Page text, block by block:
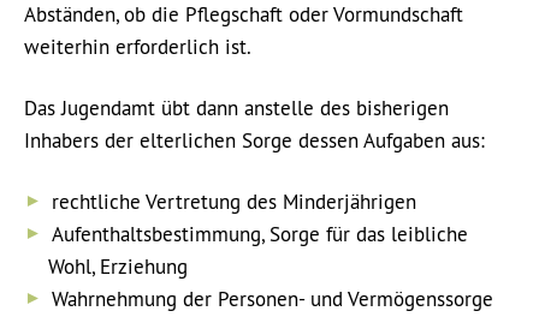
Abständen, ob die Pflegschaft oder Vormundschaft
weiterhin erforderlich ist.
Das Jugendamt übt dann anstelle des bisherigen
Inhabers der elterlichen Sorge dessen Aufgaben aus:
rechtliche Vertretung des Minderjährigen
Aufenthaltsbestimmung, Sorge für das leibliche
Wohl, Erziehung
Wahrnehmung der Personen- und Vermögenssorge